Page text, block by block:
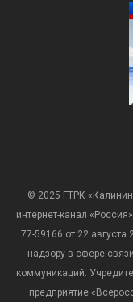
© 2025 ГТРК
интернет-канал
77-59166 от 22
надзору в сфере
коммуникаций.
предприятие